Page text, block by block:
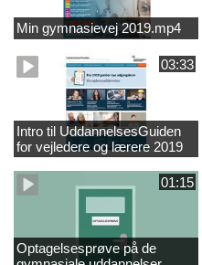
Min gymnasievej 2019.mp4
03:33
Intro til UddannelsesGuiden
for vejledere og lærere 2019
01:15
Optagelsesprøve på de